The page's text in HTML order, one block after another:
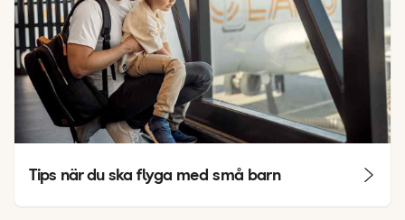
Tips när du ska flyga med små barn